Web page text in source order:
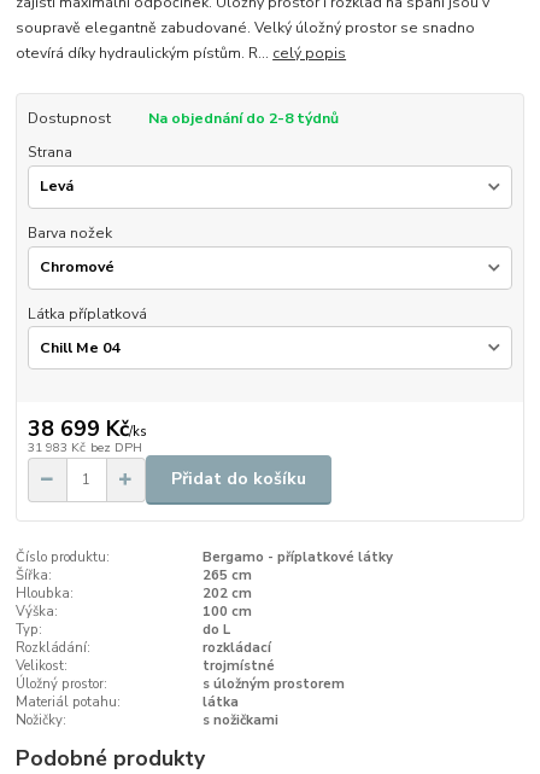
soupravě elegantně zabudované. Velký úložný prostor se snadno
otevírá díky hydraulickým pístům. R... celý popis
Dostupnost
Na objednání do 2-8 týdnů
Strana
Barva nožek
Látka příplatková
38 699 Kč/ks
31 983 Kč bez DPH
Přidat do košíku
Číslo produktu:
Bergamo - příplatkové látky
Šířka:
265 cm
Hloubka:
202 cm
Výška:
100 cm
Typ:
do L
Rozkládání:
rozkládací
Velikost:
trojmístné
Úložný prostor:
s úložným prostorem
Materiál potahu:
látka
Nožičky:
s nožičkami
Podobné produkty